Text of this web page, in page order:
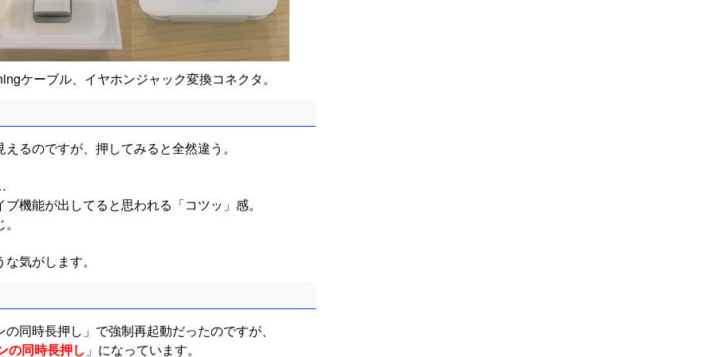
ケーブル、イヤホンジャック変換コネクタ。
るのですが、押してみると全然違う。
機能が出してると思われる「コツッ」感。
気がします。
同時長押し」で強制再起動だったのですが、
の同時長押し 」になっています。